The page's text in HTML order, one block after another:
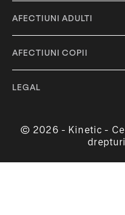
AFECTIUNI ADULTI
AFECTIUNI COPII
LEGAL
© 2026 - Kinetic -